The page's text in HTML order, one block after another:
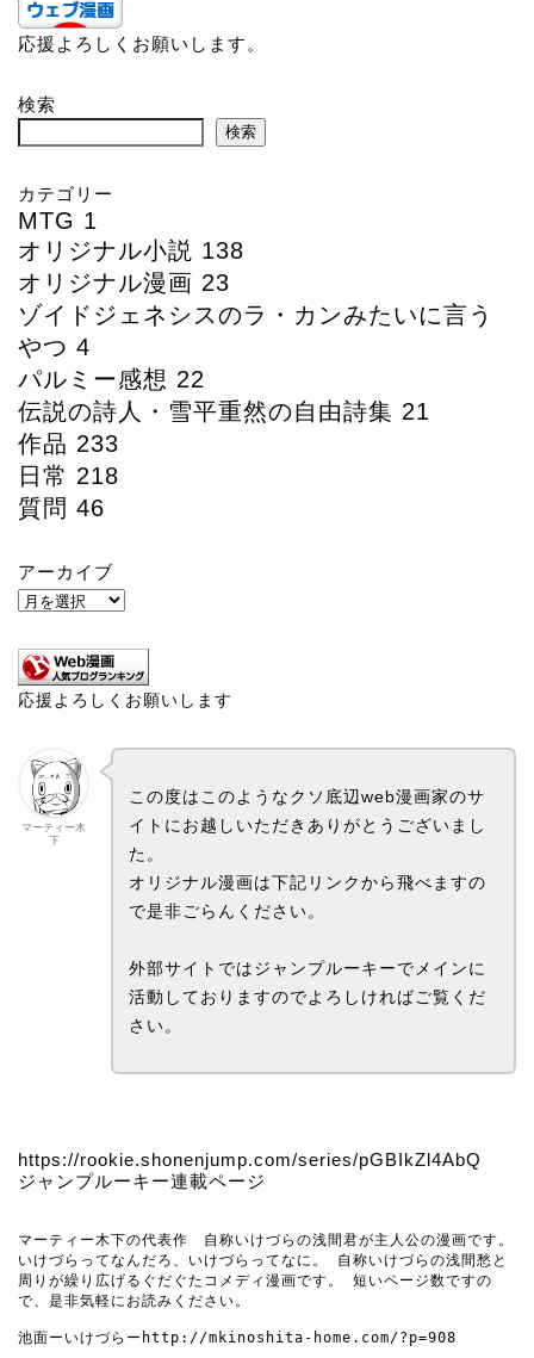
応援よろしくお願いします。
検索
検索
カテゴリー
MTG 1
オリジナル小説 138
オリジナル漫画 23
ゾイドジェネシスのラ・カンみたいに言う
やつ 4
パルミー感想 22
伝説の詩人・雪平重然の自由詩集 21
作品 233
日常 218
質問 46
アーカイブ
応援よろしくお願いします
マーティー木
下
この度はこのようなクソ底辺web漫画家のサ
イトにお越しいただきありがとうございまし
た。
オリジナル漫画は下記リンクから飛べますの
で是非ごらんください。
外部サイトではジャンプルーキーでメインに
活動しておりますのでよろしければご覧くだ
さい。
https://rookie.shonenjump.com/series/pGBIkZl4AbQ
ジャンプルーキー連載ページ
マーティー木下の代表作　自称いけづらの浅間君が主人公の漫画です。
いけづらってなんだろ、いけづらってなに。 自称いけづらの浅間愁と
周りが繰り広げるぐだぐたコメディ漫画です。 短いページ数ですの
で、是非気軽にお読みください。
池面ーいけづらー http://mkinoshita-home.com/?p=908